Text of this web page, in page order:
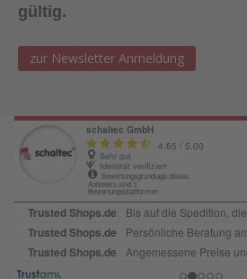
gültig.
zur Newsletter Anmeldung